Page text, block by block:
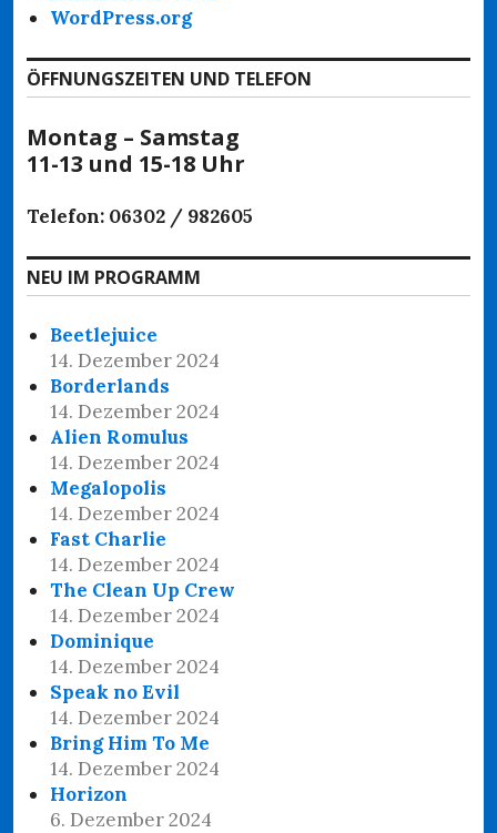
WordPress.org
ÖFFNUNGSZEITEN UND TELEFON
Montag – Samstag
11-13 und 15-18 Uhr
Telefon: 06302 / 982605
NEU IM PROGRAMM
Beetlejuice
14. Dezember 2024
Borderlands
14. Dezember 2024
Alien Romulus
14. Dezember 2024
Megalopolis
14. Dezember 2024
Fast Charlie
14. Dezember 2024
The Clean Up Crew
14. Dezember 2024
Dominique
14. Dezember 2024
Speak no Evil
14. Dezember 2024
Bring Him To Me
14. Dezember 2024
Horizon
6. Dezember 2024